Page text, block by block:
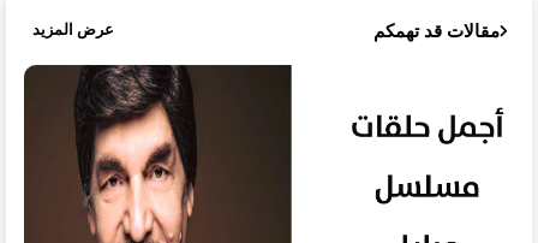
مقالات قد تهمكم عرض المزيد